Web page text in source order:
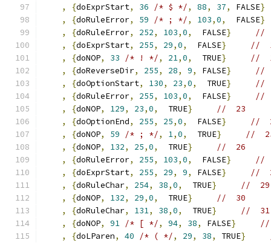
,
{doExprStart, 36 /* $ */, 88, 37, FALSE}
,
{doRuleError, 59 /* ; */, 103,0,
  FALSE
}
,
{doRuleError, 252, 103,0,
  FALSE
}
//
,
{doExprStart, 255, 29,0,
  FALSE
}
//
,
{doNOP, 33 /* ! */, 21,0,
  TRUE
}
//
,
{doReverseDir, 255, 28, 9, FALSE}
//
,
{doOptionStart, 130, 23,0,
  TRUE
}
//
,
{doRuleError, 255, 103,0,
  FALSE
}
//
,
{doNOP, 129, 23,0,
  TRUE
}
//  23
,
{doOptionEnd, 255, 25,0,
  FALSE
}
//
,
{doNOP, 59 /* ; */, 1,0,
  TRUE
}
//
,
{doNOP, 132, 25,0,
  TRUE
}
//  26
,
{doRuleError, 255, 103,0,
  FALSE
}
//
,
{doExprStart, 255, 29, 9, FALSE}
//
,
{doRuleChar, 254, 38,0,
  TRUE
}
//
,
{doNOP, 132, 29,0,
  TRUE
}
//  30
,
{doRuleChar, 131, 38,0,
  TRUE
}
//
,
{doNOP, 91 /* [ */, 94, 38, FALSE}
,
{doLParen, 40 /* ( */, 29, 38, TRUE}